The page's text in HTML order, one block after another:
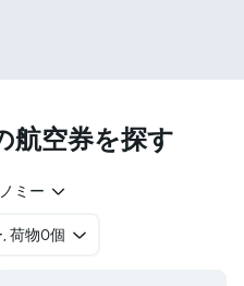
航空券を探す
ミー
荷物0個